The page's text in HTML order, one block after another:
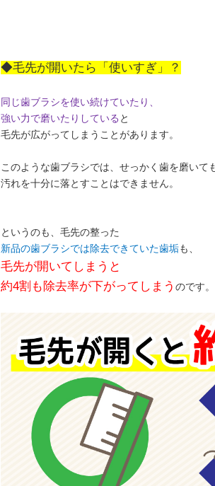
◆毛先が開いたら「使いすぎ」？
同じ歯ブラシを使い続けていたり、
強い力で磨いたりしている と
毛先が広がってしまうことがあります。
このような歯ブラシでは、せっかく歯を磨いて
汚れを十分に落とすことはできません。
というのも、毛先の整った
新品の歯ブラシでは除去できていた歯垢も、
毛先が開いてしまうと
約4割も除去率が下がってしまう のです。